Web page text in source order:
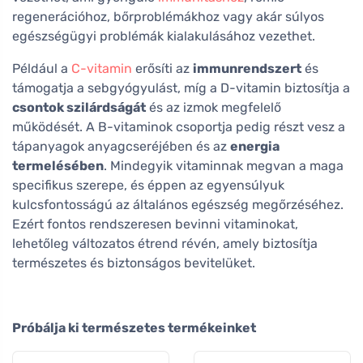
regenerációhoz, bőrproblémákhoz vagy akár súlyos
egészségügyi problémák kialakulásához vezethet.
Például a C-vitamin erősíti az immunrendszert és
támogatja a sebgyógyulást, míg a D-vitamin biztosítja a
csontok szilárdságát és az izmok megfelelő
működését. A B-vitaminok csoportja pedig részt vesz a
tápanyagok anyagcseréjében és az energia
termelésében. Mindegyik vitaminnak megvan a maga
specifikus szerepe, és éppen az egyensúlyuk
kulcsfontosságú az általános egészség megőrzéséhez.
Ezért fontos rendszeresen bevinni vitaminokat,
lehetőleg változatos étrend révén, amely biztosítja
természetes és biztonságos bevitelüket.
Próbálja ki természetes termékeinket